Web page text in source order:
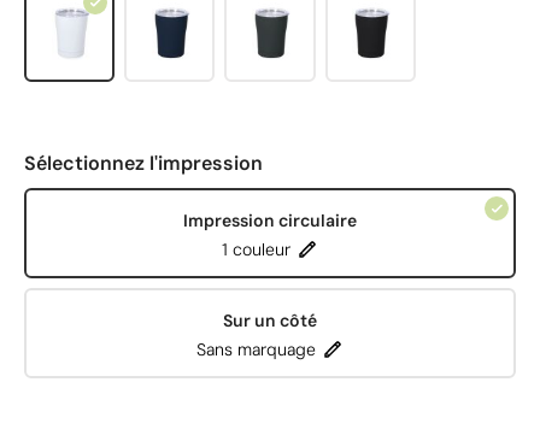
Sélectionnez l'impression
Impression circulaire
1 couleur
Sur un côté
Sans marquage